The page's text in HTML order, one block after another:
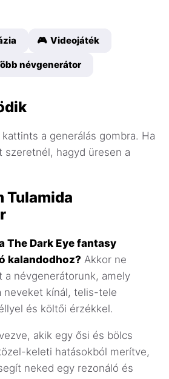
🎮 Videojáték
névgenerátor
a generálás gombra. Ha
szeretnél, hagyd üresen a
Tulamida
The Dark Eye fantasy
kalandodhoz? Akkor ne
a névgenerátorunk, amely
neveket kínál, telis-tele
és költői érzékkel.
akik egy ősi és bölcs
keleti hatásokból merítve,
neked egy rezonáló és